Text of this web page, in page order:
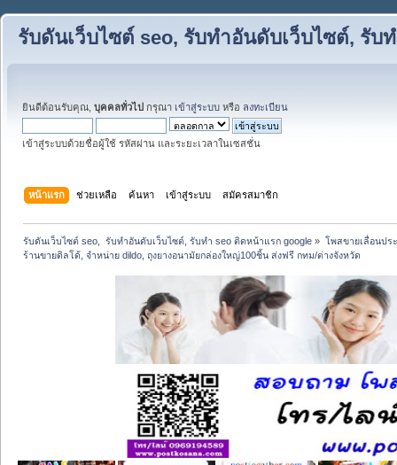
รับดันเว็บไซต์ seo, รับทำอันดับเว็บไซต์, รับ
ยินดีต้อนรับคุณ, บุคคลทั่วไป กรุณา เข้าสู่ระบบ หรือ ลงทะเบียน
เข้าสู่ระบบด้วยชื่อผู้ใช้ รหัสผ่าน และระยะเวลาในเซสชั่น
หน้าแรก ช่วยเหลือ ค้นหา เข้าสู่ระบบ สมัครสมาชิก
รับดันเว็บไซต์ seo,  รับทำอันดับเว็บไซต์, รับทำ seo ติดหน้าแรก google » โพสขายเลื่อนปร
ร้านขายดิลโด้, จำหน่าย dildo, ถุงยางอนามัยกล่องใหญ่100ชิ้น ส่งฟรี กทม/ต่างจังหวัด